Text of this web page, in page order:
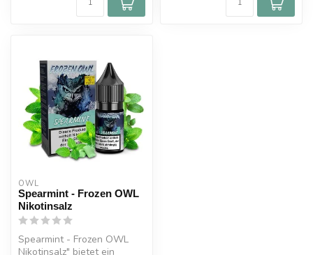
OWL
Spearmint - Frozen OWL
Nikotinsalz
Spearmint - Frozen OWL
Nikotinsalz" bietet ein